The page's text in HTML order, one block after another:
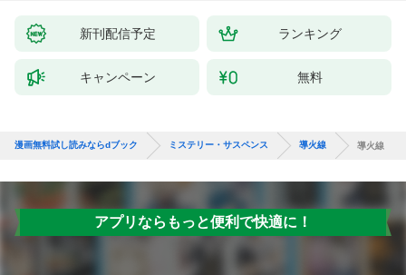
新刊配信予定 ランキング
キャンペーン 無料
漫画無料試し読みならdブック ミステリー・サスペンス 導火線 導火線
アプリならもっと便利で快適に！